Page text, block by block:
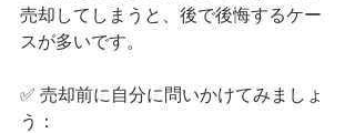
売却してしまうと、後で後悔するケー
スが多いです。
✅ 売却前に自分に問いかけてみましょ
う：